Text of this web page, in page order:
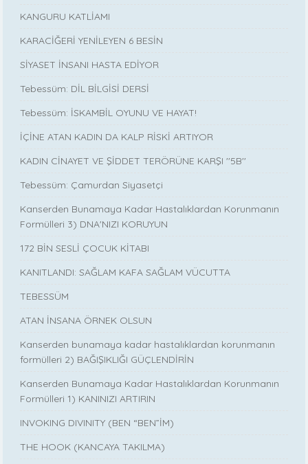
KANGURU KATLİAMI
KARACİĞERİ YENİLEYEN 6 BESİN
SİYASET İNSANI HASTA EDİYOR
Tebessüm: DİL BİLGİSİ DERSİ
Tebessüm: İSKAMBİL OYUNU VE HAYAT!
İÇİNE ATAN KADIN DA KALP RİSKİ ARTIYOR
KADIN CİNAYET VE ŞİDDET TERÖRÜNE KARŞI ''5B''
Tebessüm: Çamurdan Siyasetçi
Kanserden Bunamaya Kadar Hastalıklardan Korunmanın
Formülleri 3) DNA'NIZI KORUYUN
172 BİN SESLİ ÇOCUK KİTABI
KANITLANDI: SAĞLAM KAFA SAĞLAM VÜCUTTA
TEBESSÜM
ATAN İNSANA ÖRNEK OLSUN
Kanserden bunamaya kadar hastalıklardan korunmanın
formülleri 2) BAĞIŞIKLIĞI GÜÇLENDİRİN
Kanserden Bunamaya Kadar Hastalıklardan Korunmanın
Formülleri 1) KANINIZI ARTIRIN
INVOKING DIVINITY (BEN “BEN”İM)
THE HOOK (KANCAYA TAKILMA)